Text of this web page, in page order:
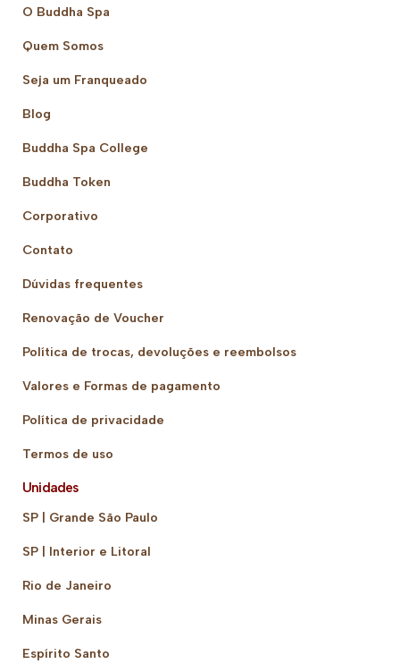
O Buddha Spa
Quem Somos
Seja um Franqueado
Blog
Buddha Spa College
Buddha Token
Corporativo
Contato
Dúvidas frequentes
Renovação de Voucher
Política de trocas, devoluções e reembolsos
Valores e Formas de pagamento
Política de privacidade
Termos de uso
Unidades
SP | Grande São Paulo
SP | Interior e Litoral
Rio de Janeiro
Minas Gerais
Espírito Santo